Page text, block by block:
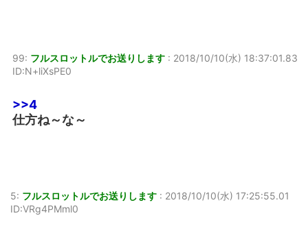
99: フルスロットルでお送りします : 2018/10/10(水) 18:37:01.83
ID:N+liXsPE0
>>4
仕方ね～な～
5: フルスロットルでお送りします : 2018/10/10(水) 17:25:55.01
ID:VRg4PMml0